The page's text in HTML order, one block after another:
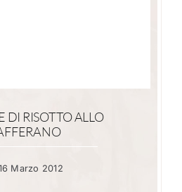
DI RISOTTO ALLO
Marzo 2012